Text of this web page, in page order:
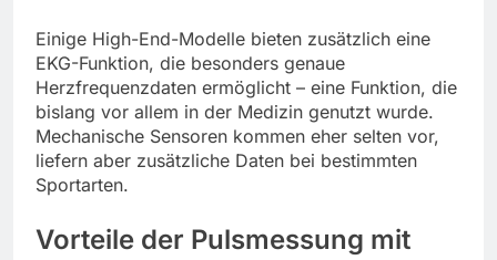
Einige High-End-Modelle bieten zusätzlich eine
EKG-Funktion, die besonders genaue
Herzfrequenzdaten ermöglicht – eine Funktion, die
bislang vor allem in der Medizin genutzt wurde.
Mechanische Sensoren kommen eher selten vor,
liefern aber zusätzliche Daten bei bestimmten
Sportarten.
Vorteile der Pulsmessung mit